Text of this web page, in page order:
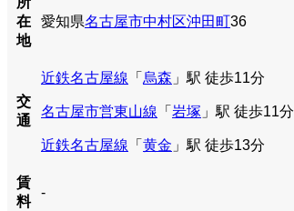
在
地
愛知県名古屋市中村区沖田町36
交
通
近鉄名古屋線 「 烏森 」駅 徒歩11分
名古屋市営東山線 「 岩塚 」駅 徒歩11分
近鉄名古屋線 「 黄金 」駅 徒歩13分
賃
料
-